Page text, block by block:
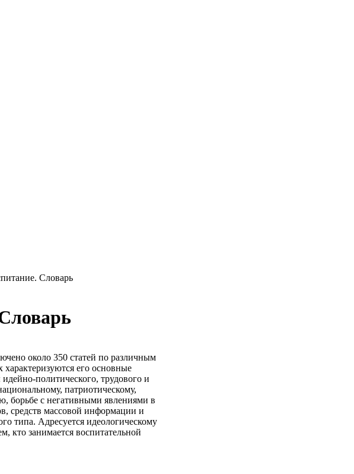
Словарь
около 350 статей по различным
его основные
политического, трудового и
патриотическому,
борьбе с негативными явлениями в
средств массовой информации и
типа. Адресуется идеологическому
кто занимается воспитательной